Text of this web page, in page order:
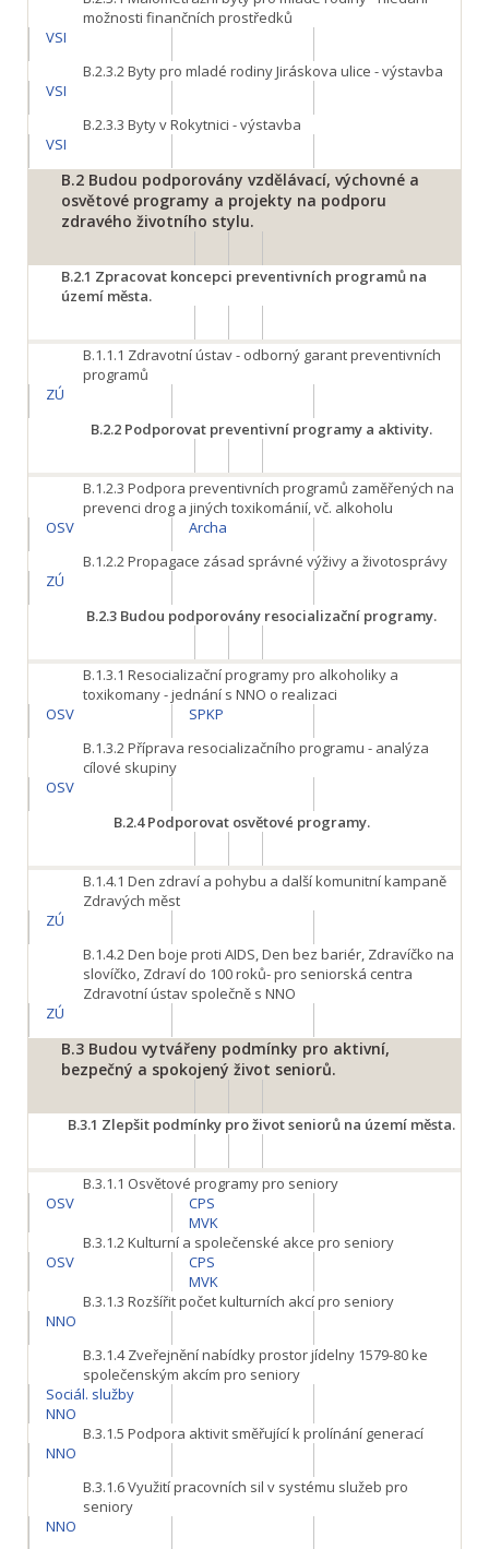
možnosti finančních prostředků
VSI
B.2.3.2Byty pro mladé rodiny Jiráskova ulice - výstavba
VSI
B.2.3.3 Byty v Rokytnici - výstavba
VSI
B.2 Budou podporovány vzdělávací, výchovné a
osvětové programy a projekty na podporu
zdravého životního stylu.
B.2.1 Zpracovat koncepci preventivních programů na
území města.
B.1.1.1 Zdravotní ústav - odborný garant preventivních
programů
ZÚ
B.2.2Podporovat preventivní programy a aktivity.
B.1.2.3 Podpora preventivních programů zaměřených na
prevenci drog a jiných toxikománií, vč. alkoholu
OSV
Archa
B.1.2.2Propagace zásad správné výživy a životosprávy
ZÚ
B.2.3Budou podporovány resocializační programy.
B.1.3.1 Resocializační programy pro alkoholiky a
toxikomany - jednání s NNO o realizaci
OSV
SPKP
B.1.3.2Příprava resocializačního programu - analýza
cílové skupiny
OSV
B.2.4Podporovat osvětové programy.
B.1.4.1 Den zdraví a pohybu a další komunitní kampaně
Zdravých měst
ZÚ
B.1.4.2Den boje proti AIDS, Den bez bariér, Zdravíčko na
slovíčko, Zdraví do 100 roků- pro seniorská centra
Zdravotní ústav společně s NNO
ZÚ
B.3 Budou vytvářeny podmínky pro aktivní,
bezpečný a spokojený život seniorů.
B.3.1 Zlepšit podmínky pro život seniorů na území města.
B.3.1.1 Osvětové programy pro seniory
OSV
CPS
MVK
B.3.1.2Kulturní a společenské akce pro seniory
OSV
CPS
MVK
B.3.1.3 Rozšířit počet kulturních akcí pro seniory
NNO
B.3.1.4Zveřejnění nabídky prostor jídelny 1579-80 ke
společenským akcím pro seniory
Sociál. služby
NNO
B.3.1.5 Podpora aktivit směřující k prolínání generací
NNO
B.3.1.6Využití pracovních sil v systému služeb pro
seniory
NNO